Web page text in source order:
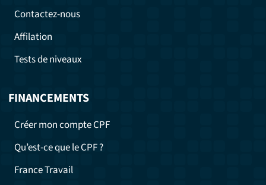
Contactez-nous
Affilation
Tests de niveaux
FINANCEMENTS
Créer mon compte CPF
Qu’est-ce que le CPF ?
France Travail